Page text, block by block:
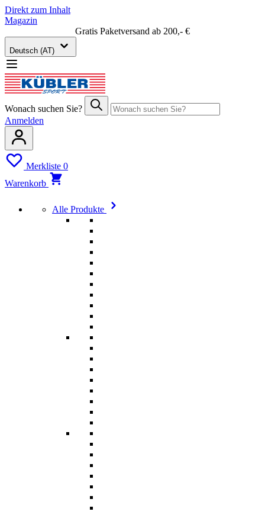
Direkt zum Inhalt
Magazin
Gratis Paketversand ab 200,- €
Deutsch (AT)
Wonach suchen Sie?
Anmelden
Merkliste 0
Warenkorb
Alle Produkte